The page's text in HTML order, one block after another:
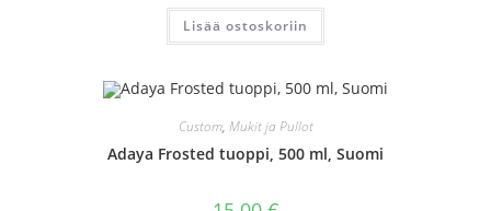
Lisää ostoskoriin
Custom, Mukit ja Pullot
Adaya Frosted tuoppi, 500 ml, Suomi